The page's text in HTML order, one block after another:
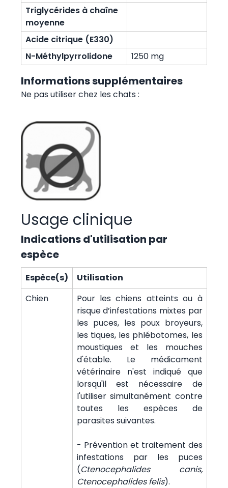
Triglycérides à chaîne
moyenne
Acide citrique (E330)
N-Méthylpyrrolidone
1250 mg
Informations supplémentaires
Ne pas utiliser chez les chats :
Usage clinique
Indications d'utilisation par
espèce
Espèce(s)
Utilisation
Chien
Pour les chiens atteints ou à
risque d’infestations mixtes par
les puces, les poux broyeurs,
les tiques, les phlébotomes, les
moustiques et les mouches
d'étable. Le médicament
vétérinaire n'est indiqué que
lorsqu'il est nécessaire de
l'utiliser simultanément contre
toutes les espèces de
parasites suivantes.
- Prévention et traitement des
infestations par les puces
(Ctenocephalides canis,
Ctenocephalides felis).